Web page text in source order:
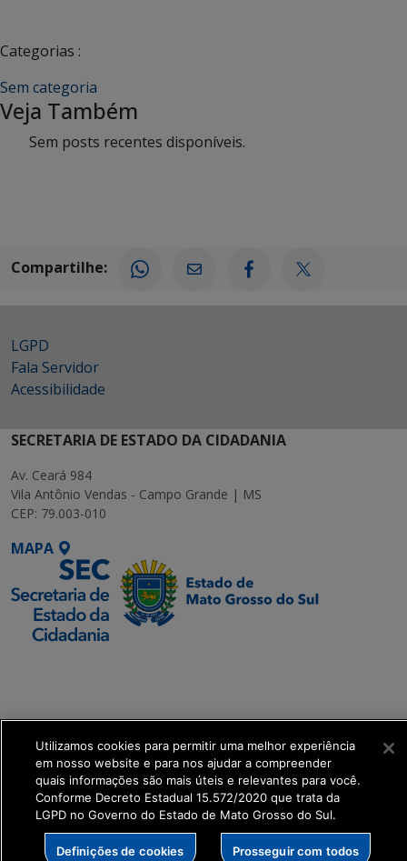
Categorias :
Sem categoria
Veja Também
Sem posts recentes disponíveis.
Compartilhe:
LGPD
Fala Servidor
Acessibilidade
SECRETARIA DE ESTADO DA CIDADANIA
Av. Ceará 984
Vila Antônio Vendas - Campo Grande | MS
CEP: 79.003-010
MAPA
get_footer();
Utilizamos cookies para permitir uma melhor experiência
em nosso website e para nos ajudar a compreender
quais informações são mais úteis e relevantes para você.
Conforme Decreto Estadual 15.572/2020 que trata da
LGPD no Governo do Estado de Mato Grosso do Sul.
Definições de cookies Prosseguir com todos